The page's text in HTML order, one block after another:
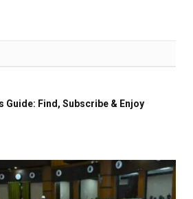
Guide: Find, Subscribe & Enjoy